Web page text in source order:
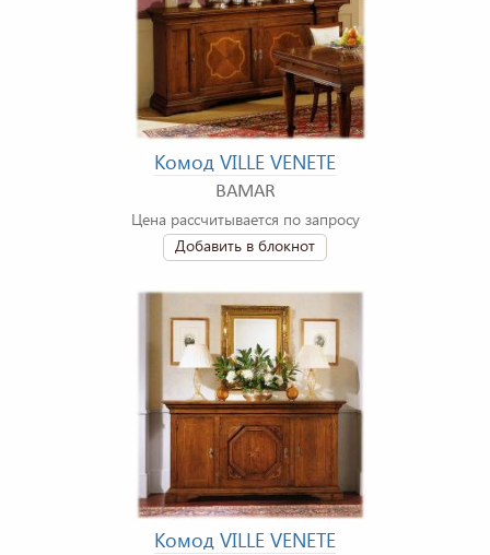
Комод VILLE VENETE
BAMAR
Цена рассчитывается по запросу
Добавить в блокнот
Комод VILLE VENETE